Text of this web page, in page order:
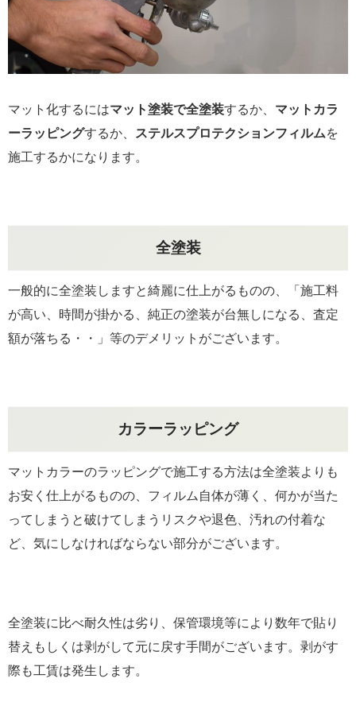
マット化するにはマット塗装で全塗装するか、 マットカラ
ーラッピングするか、 ステルスプロテクションフィルムを
施工するかになります。
全塗装
一般的に全塗装しますと綺麗に仕上がるものの、「施工料
が高い、時間が掛かる、純正の塗装が台無しになる、査定
額が落ちる・・」等のデメリットがございます。
カラーラッピング
マットカラーのラッピングで施工する方法は全塗装よりも
お安く仕上がるものの、フィルム自体が薄く、何かが当た
ってしまうと破けてしまうリスクや退色、汚れの付着な
ど、気にしなければならない部分がございます。
全塗装に比べ耐久性は劣り、保管環境等により数年で貼り
替えもしくは剥がして元に戻す手間がございます。剥がす
際も工賃は発生します。